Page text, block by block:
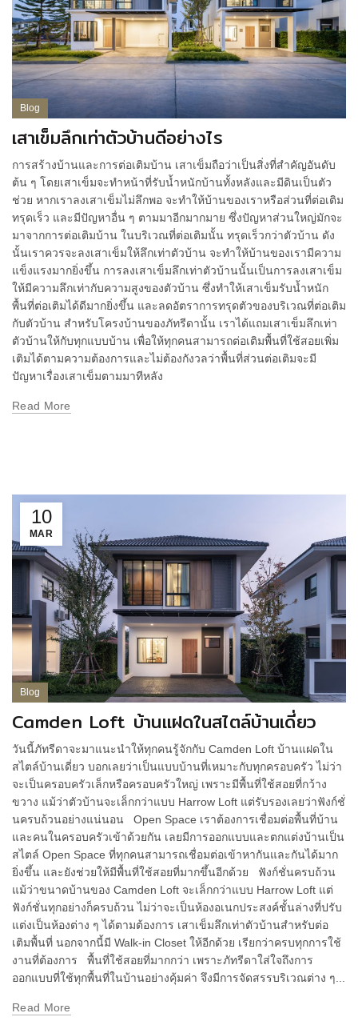
Blog
เสาเข็มลึกเท่าตัวบ้านดีอย่างไร
การสร้างบ้านและการต่อเติมบ้าน เสาเข็มถือว่าเป็นสิ่งที่สำคัญอันดับ
ต้น ๆ โดยเสาเข็มจะทำหน้าที่รับน้ำหนักบ้านทั้งหลังและมีดินเป็นตัว
ช่วย หากเราลงเสาเข็มไม่ลึกพอ จะทำให้บ้านของเราหรือส่วนที่ต่อเติม
ทรุดเร็ว และมีปัญหาอื่น ๆ ตามมาอีกมากมาย ซึ่งปัญหาส่วนใหญ่มักจะ
มาจากการต่อเติมบ้าน ในบริเวณที่ต่อเติมนั้น ทรุดเร็วกว่าตัวบ้าน ดัง
นั้นเราควรจะลงเสาเข็มให้ลึกเท่าตัวบ้าน จะทำให้บ้านของเรามีความ
แข็งแรงมากยิ่งขึ้น การลงเสาเข็มลึกเท่าตัวบ้านนั้นเป็นการลงเสาเข็ม
ให้มีความลึกเท่ากับความสูงของตัวบ้าน ซึ่งทำให้เสาเข็มรับน้ำหนัก
พื้นที่ต่อเติมได้ดีมากยิ่งขึ้น และลดอัตราการทรุดตัวของบริเวณที่ต่อเติม
กับตัวบ้าน สำหรับโครงบ้านของภัทรีดานั้น เราได้แถมเสาเข็มลึกเท่า
ตัวบ้านให้กับทุกแบบบ้าน เพื่อให้ทุกคนสามารถต่อเติมพื้นที่ใช้สอยเพิ่ม
เติมได้ตามความต้องการและไม่ต้องกังวลว่าพื้นที่ส่วนต่อเติมจะมี
ปัญหาเรื่องเสาเข็มตามมาทีหลัง
Read More
10
MAR
Blog
Camden Loft บ้านแฝดในสไตล์บ้านเดี่ยว
วันนี้ภัทรีดาจะมาแนะนำให้ทุกคนรู้จักกับ Camden Loft บ้านแฝดใน
สไตล์บ้านเดี่ยว บอกเลยว่าเป็นแบบบ้านที่เหมาะกับทุกครอบครัว ไม่ว่า
จะเป็นครอบครัวเล็กหรือครอบครัวใหญ่ เพราะมีพื้นที่ใช้สอยที่กว้าง
ขวาง แม้ว่าตัวบ้านจะเล็กกว่าแบบ Harrow Loft แต่รับรองเลยว่าฟังก์ชั่
นครบถ้วนอย่างแน่นอน Open Space เราต้องการเชื่อมต่อพื้นที่บ้าน
และคนในครอบครัวเข้าด้วยกัน เลยมีการออกแบบและตกแต่งบ้านเป็น
สไตล์ Open Space ที่ทุกคนสามารถเชื่อมต่อเข้าหากันและกันได้มาก
ยิ่งขึ้น และยังช่วยให้มีพื้นที่ใช้สอยที่มากขึ้นอีกด้วย ฟังก์ชั่นครบถ้วน
แม้ว่าขนาดบ้านของ Camden Loft จะเล็กกว่าแบบ Harrow Loft แต่
ฟังก์ชั่นทุกอย่างก็ครบถ้วน ไม่ว่าจะเป็นห้องอเนกประสงค์ชั้นล่างที่ปรับ
แต่งเป็นห้องต่าง ๆ ได้ตามต้องการ เสาเข็มลึกเท่าตัวบ้านสำหรับต่อ
เติมพื้นที่ นอกจากนี้มี Walk-in Closet ให้อีกด้วย เรียกว่าครบทุกการใช้
งานที่ต้องการ พื้นที่ใช้สอยที่มากกว่า เพราะภัทรีดาใส่ใจถึงการ
ออกแบบที่ใช้ทุกพื้นที่ในบ้านอย่างคุ้มค่า จึงมีการจัดสรรบริเวณต่าง ๆ...
Read More